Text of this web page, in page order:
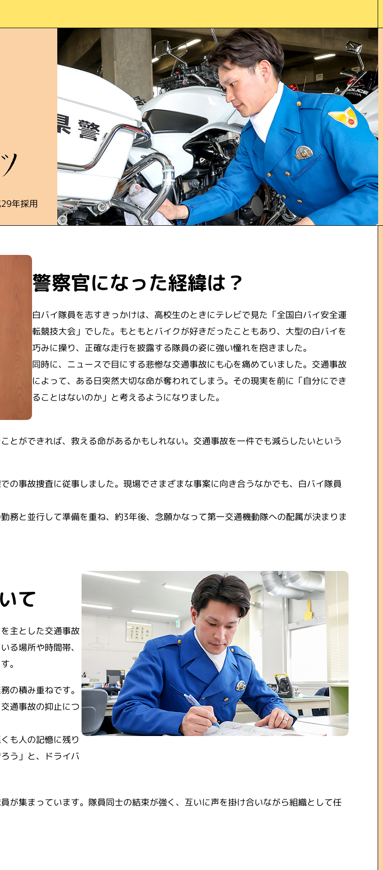
年採用
警察官になった経緯は？
白バイ隊員を志すきっかけは、高校生のときにテレビで見た「全国白バイ安全運
転競技大会」でした。もともとバイクが好きだったこともあり、大型の白バイを
巧みに操り、正確な走行を披露する隊員の姿に強い憧れを抱きました。
同時に、ニュースで目にする悲惨な交通事故にも心を痛めていました。交通事故
によって、ある日突然大切な命が奪われてしまう。その現実を前に「自分にでき
ることはないのか」と考えるようになりました。
とができれば、救える命があるかもしれない。交通事故を一件でも減らしたいという
の事故捜査に従事しました。現場でさまざまな事案に向き合うなかでも、白バイ隊員
務と並行して準備を重ね、約3年後、念願かなって第一交通機動隊への配属が決まりま
て
主とした交通事故
る場所や時間帯、
。
の積み重ねです。
通事故の抑止につ
も人の記憶に残り
う」と、ドライバ
が集まっています。隊員同士の結束が強く、互いに声を掛け合いながら組織として任